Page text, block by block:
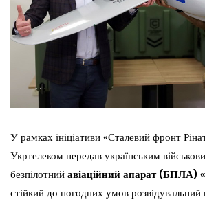
У рамках ініціативи «Сталевий фронт
Укртелеком передав українським
безпілотний авіаційний апарат (БПЛА)
стійкий до погодних умов